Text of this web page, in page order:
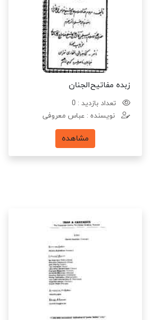
زبده مفاتیح‌الجنان
تعداد بازدید : 0
نویسنده : عباس معروفی
مشاهده